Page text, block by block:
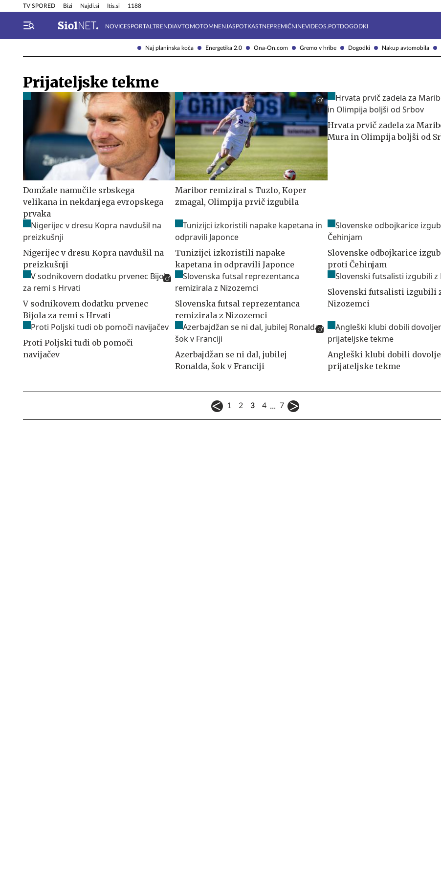
Naj planinska koča Energetika 2.0 Ona-On.com Gremo v hribe Dogodki Nakup avtomobila
TV SPORED Bizi Najdi.si Itis.si 1188
NOVICESPORTAL TRENDIAVTOMOTOMNENJASPOTKASTNEPREMIČNINEVIDEOS.POTDOGODKI
Info in obvestila Tehnik
Prijateljske tekme
Domžale namučile srbskega
velikana in nekdanjega evropskega
prvaka
Maribor remiziral s Tuzlo, Koper
zmagal, Olimpija prvič izgubila
Hrvata prvič zadela za
Mura in Olimpija boljši od
Nigerijec v dresu Kopra navdušil na
preizkušnji
Tunizijci izkoristili napake
kapetana in odpravili Japonce
Slovenske odbojkarice
proti Čehinjam
V sodnikovem dodatku prvenec
Bijola za remi s Hrvati
Slovenska futsal reprezentanca
remizirala z Nizozemci
Slovenski futsalisti izgubili
Nizozemci
Proti Poljski tudi ob pomoči
navijačev
Azerbajdžan se ni dal, jubilej
Ronalda, šok v Franciji
Angleški klubi dobili
prijateljske tekme
1 2 3 4 ... 7